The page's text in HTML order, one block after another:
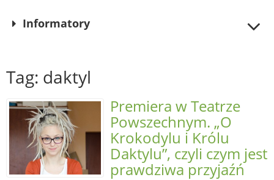
Informatory
Tag: daktyl
Premiera w Teatrze
Powszechnym. „O
Krokodylu i Królu
Daktylu”, czyli czym jest
prawdziwa przyjaźń